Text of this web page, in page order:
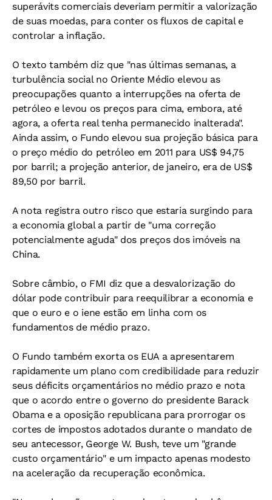
superávits comerciais deveriam permitir a valorização
de suas moedas, para conter os fluxos de capital e
controlar a inflação.
O texto também diz que "nas últimas semanas, a
turbulência social no Oriente Médio elevou as
preocupações quanto a interrupções na oferta de
petróleo e levou os preços para cima, embora, até
agora, a oferta real tenha permanecido inalterada".
Ainda assim, o Fundo elevou sua projeção básica para
o preço médio do petróleo em 2011 para US$ 94,75
por barril; a projeção anterior, de janeiro, era de US$
89,50 por barril.
A nota registra outro risco que estaria surgindo para
a economia global a partir de "uma correção
potencialmente aguda" dos preços dos imóveis na
China.
Sobre câmbio, o FMI diz que a desvalorização do
dólar pode contribuir para reequilibrar a economia e
que o euro e o iene estão em linha com os
fundamentos de médio prazo.
O Fundo também exorta os EUA a apresentarem
rapidamente um plano com credibilidade para reduzir
seus déficits orçamentários no médio prazo e nota
que o acordo entre o governo do presidente Barack
Obama e a oposição republicana para prorrogar os
cortes de impostos adotados durante o mandato de
seu antecessor, George W. Bush, teve um "grande
custo orçamentário" e um impacto apenas modesto
na aceleração da recuperação econômica.